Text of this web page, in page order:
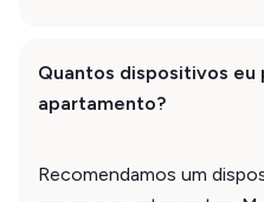
Quantos dispositivos eu
apartamento?
Recomendamos um